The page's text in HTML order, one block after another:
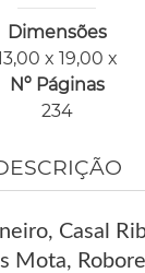
Dimensões
x 19,00 x
Nº Páginas
234
Casal
Mota,